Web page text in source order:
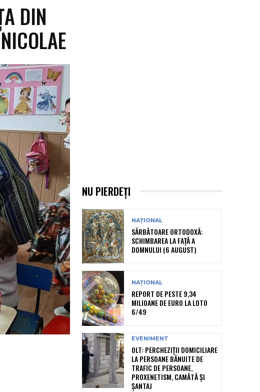
DIN
NU PIERDEȚI
NAȚIONAL
SĂRBĂTOARE ORTODOXĂ:
SCHIMBAREA LA FAȚĂ A
DOMNULUI (6 AUGUST)
NAȚIONAL
REPORT DE PESTE 9,34
MILIOANE DE EURO LA LOTO
6/49
EVENIMENT
OLT: PERCHEZIŢII DOMICILIARE
LA PERSOANE BĂNUITE DE
TRAFIC DE PERSOANE,
PROXENETISM, CAMĂTĂ ŞI
ŞANTAJ